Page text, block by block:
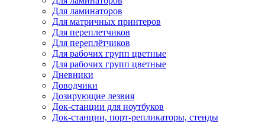
Для ламинаторов
Для матричных принтеров
Для переплетчиков
Для переплётчиков
Для рабочих групп цветные
Для рабочих групп цветные
Дневники
Доводчики
Дозирующие лезвия
Док-станции для ноутбуков
Док-станции, порт-репликаторы, стенды